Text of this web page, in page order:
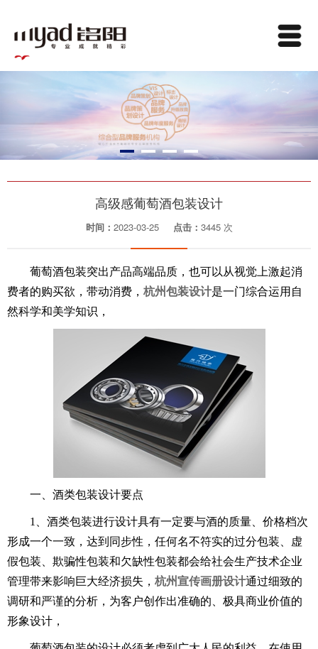
高级感葡萄酒包装设计
时间： 2023-03-25 点击： 3445 次
葡萄酒包装突出产品高端品质，也可以从视觉上激起消
费者的购买欲，带动消费， 杭州包装设计是一门综合运用自
然科学和美学知识，
一、酒类包装设计要点
1、酒类包装进行设计具有一定要与酒的质量、价格档次
形成一个一致，达到同步性，任何名不符实的过分包装、虚
假包装、欺骗性包装和欠缺性包装都会给社会生产技术企业
管理带来影响巨大经济损失， 杭州宣传画册设计通过细致的
调研和严谨的分析，为客户创作出准确的、极具商业价值的
形象设计，